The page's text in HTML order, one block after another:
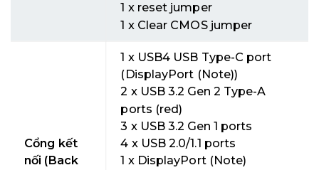
1 x reset jumper
1 x Clear CMOS jumper
Cổng kết
nối (Back
1 x USB4 USB Type-C port
(DisplayPort (Note))
2 x USB 3.2 Gen 2 Type-A
ports (red)
3 x USB 3.2 Gen 1 ports
4 x USB 2.0/1.1 ports
1 x DisplayPort (Note)